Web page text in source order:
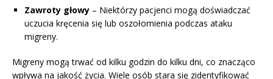
Zawroty głowy – Niektórzy pacjenci mogą doświadczać
uczucia kręcenia się lub oszołomienia podczas ataku
migreny.
Migreny mogą trwać od kilku godzin do kilku dni, co znacząco
wpływa na jakość życia. Wiele osób stara się zidentyfikować